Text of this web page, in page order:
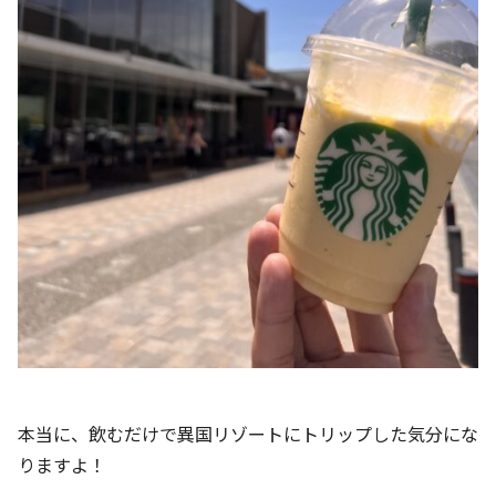
本当に、飲むだけで異国リゾートにトリップした気分にな
りますよ！